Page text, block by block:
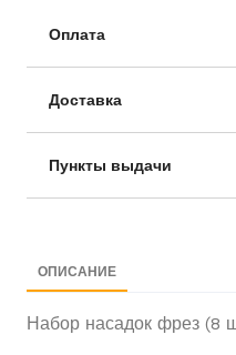
Оплата
● Оплата онлайн
Доставка
заказе свыше 499 сом
Пункты выдачи
ОПИСАНИЕ
Набор насадок фрез (8